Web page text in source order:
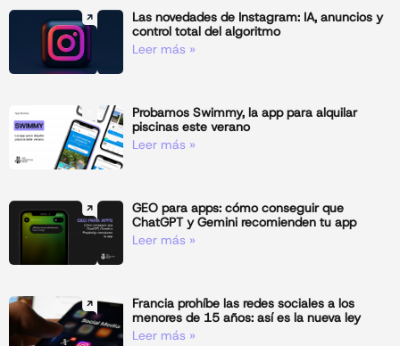
Las novedades de Instagram: IA, anuncios y
control total del algoritmo
Leer más »
Probamos Swimmy, la app para alquilar
piscinas este verano
Leer más »
GEO para apps: cómo conseguir que
ChatGPT y Gemini recomienden tu app
Leer más »
Francia prohíbe las redes sociales a los
menores de 15 años: así es la nueva ley
Leer más »